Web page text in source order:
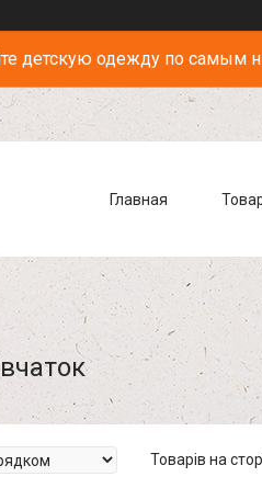
детскую одежду по самым
Главная